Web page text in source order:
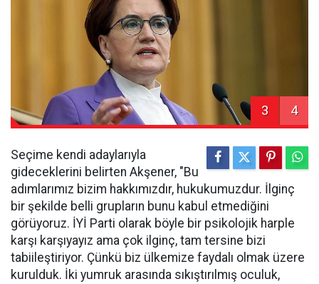
3 4
Seçime kendi adaylarıyla
gideceklerini belirten Akşener, "Bu
adımlarımız bizim hakkımızdır, hukukumuzdur. İlginç
bir şekilde belli grupların bunu kabul etmediğini
görüyoruz. İYİ Parti olarak böyle bir psikolojik harple
karşı karşıyayız ama çok ilginç, tam tersine bizi
tabiileştiriyor. Çünkü biz ülkemize faydalı olmak üzere
kurulduk. İki yumruk arasında sıkıştırılmış oculuk,